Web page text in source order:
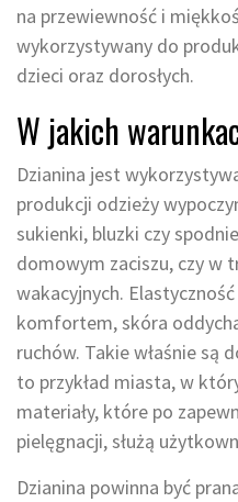
na przewiewność i
wykorzystywany do
dzieci oraz dorosłych.
W jakich
Dzianina jest
produkcji odzieży
sukienki, bluzki czy
domowym zaciszu, czy w
wakacyjnych.
komfortem, skóra
ruchów. Takie właśnie są
to przykład miasta, w
materiały, które po
pielęgnacji, służą
Dzianina powinna być